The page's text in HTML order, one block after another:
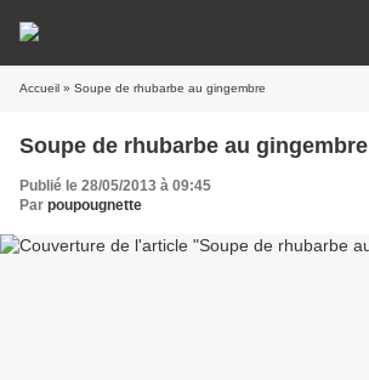
Accueil » Soupe de rhubarbe au gingembre
Soupe de rhubarbe au gingembre
Publié le 28/05/2013 à 09:45
Par poupougnette